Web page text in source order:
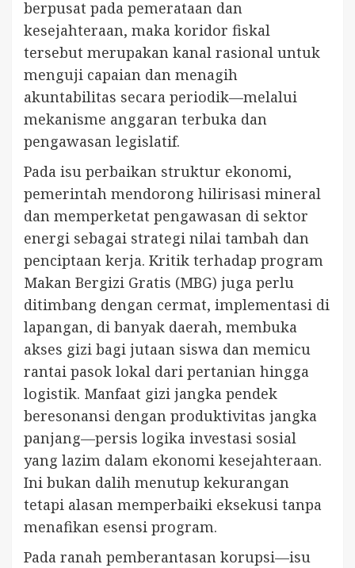
berpusat pada pemerataan dan
kesejahteraan, maka koridor fiskal
tersebut merupakan kanal rasional untuk
menguji capaian dan menagih
akuntabilitas secara periodik—melalui
mekanisme anggaran terbuka dan
pengawasan legislatif.
Pada isu perbaikan struktur ekonomi,
pemerintah mendorong hilirisasi mineral
dan memperketat pengawasan di sektor
energi sebagai strategi nilai tambah dan
penciptaan kerja. Kritik terhadap program
Makan Bergizi Gratis (MBG) juga perlu
ditimbang dengan cermat, implementasi di
lapangan, di banyak daerah, membuka
akses gizi bagi jutaan siswa dan memicu
rantai pasok lokal dari pertanian hingga
logistik. Manfaat gizi jangka pendek
beresonansi dengan produktivitas jangka
panjang—persis logika investasi sosial
yang lazim dalam ekonomi kesejahteraan.
Ini bukan dalih menutup kekurangan
tetapi alasan memperbaiki eksekusi tanpa
menafikan esensi program.
Pada ranah pemberantasan korupsi—isu